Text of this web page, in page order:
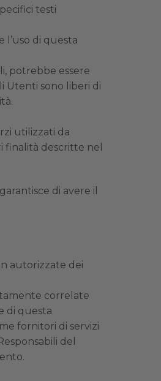
testi
l’uso di questa
potrebbe essere
Utenti sono liberi di
utilizzati da
finalità descritte nel
di avere il
autorizzate dei
correlate
di questa
fornitori di servizi
del